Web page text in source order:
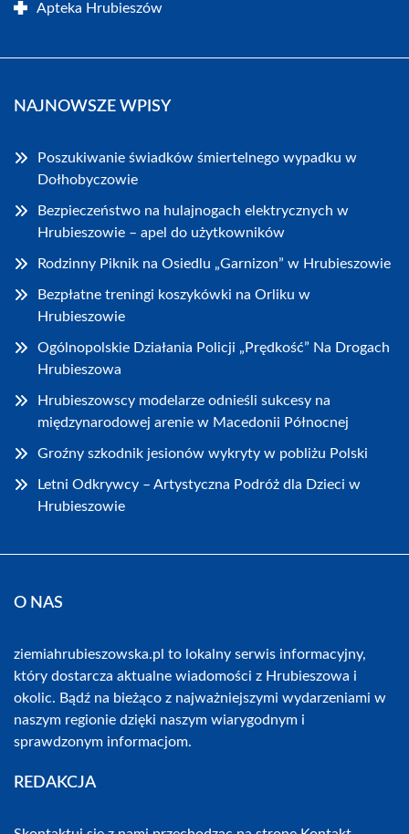
Apteka Hrubieszów
NAJNOWSZE WPISY
Poszukiwanie świadków śmiertelnego wypadku w
Dołhobyczowie
Bezpieczeństwo na hulajnogach elektrycznych w
Hrubieszowie – apel do użytkowników
Rodzinny Piknik na Osiedlu „Garnizon” w Hrubieszowie
Bezpłatne treningi koszykówki na Orliku w
Hrubieszowie
Ogólnopolskie Działania Policji „Prędkość” Na Drogach
Hrubieszowa
Hrubieszowscy modelarze odnieśli sukcesy na
międzynarodowej arenie w Macedonii Północnej
Groźny szkodnik jesionów wykryty w pobliżu Polski
Letni Odkrywcy – Artystyczna Podróż dla Dzieci w
Hrubieszowie
O NAS
ziemiahrubieszowska.pl to lokalny serwis informacyjny,
który dostarcza aktualne wiadomości z Hrubieszowa i
okolic. Bądź na bieżąco z najważniejszymi wydarzeniami w
naszym regionie dzięki naszym wiarygodnym i
sprawdzonym informacjom.
REDAKCJA